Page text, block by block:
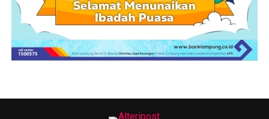
Sementara itu, Ketua Tim Penggerak PKK Kabupaten
Lampung Selatan, Zita Anjani, menjelaskan bahwa
“Spirit of Krakatoa” dipilih sebagai identitas utama
Lamsel Fest 2026.